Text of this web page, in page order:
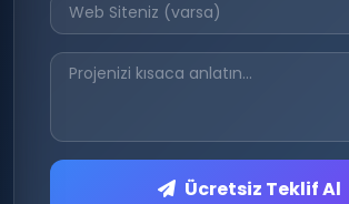
Ücretsiz Teklif Al